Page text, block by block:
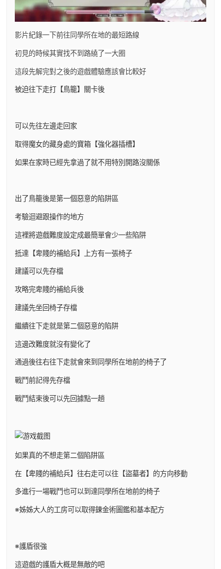
影片紀錄一下前往同學所在地的最短路線
初見的時候其實找不到路繞了一大圈
這段先解完對之後的遊戲體驗應該會比較好
被迫往下走打【鳥籠】關卡後
可以先往左邊走回家
取得魔女的藏身處的寶箱【強化器插槽】
如果在家時已經先拿過了就不用特別開路沒關係
出了鳥籠後是第一個惡意的陷阱區
考驗迴避跟操作的地方
這裡將遊戲難度設定成最簡單會少一些陷阱
抵達【卑賤的補給兵】上方有一張椅子
建議可以先存檔
攻略完卑賤的補給兵後
建議先坐回椅子存檔
繼續往下走就是第二個惡意的陷阱
這邊改難度就沒有變化了
通過後往右往下走就會來到同學所在地前的椅子了
戰鬥前記得先存檔
戰鬥結束後可以先回據點一趟
如果真的不想走第二個陷阱區
在【卑賤的補給兵】往右走可以往【盜墓者】的方向移動
多進行一場戰鬥也可以到達同學所在地前的椅子
※姊姊大人的工房可以取得鍊金術圖鑑和基本配方
※護盾很強
這遊戲的護盾大概是無敵的吧